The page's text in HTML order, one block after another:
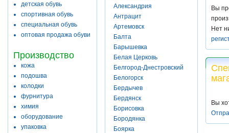
детская обувь
спортивная обувь
специальная обувь
оптовая продажа обуви
Производство
кожа
подошва
колодки
фурнитура
химия
оборудование
упаковка
Александрия
Антрацит
Артемовск
Балта
Барышевка
Белая Церковь
Белгород-Днестровский
Белогорск
Бердычев
Бердянск
Борисовка
Бородянка
Боярка
Вы
Нет
Вы